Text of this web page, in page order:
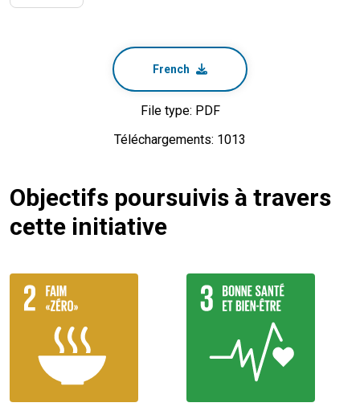
French
File type: PDF
Téléchargements: 1013
Objectifs poursuivis à travers
cette initiative